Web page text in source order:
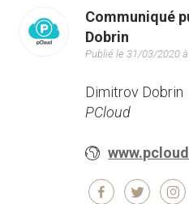
Communiqué
Dobrin
Publié le 31/03/2020
Dimitrov Dobrin
PCloud